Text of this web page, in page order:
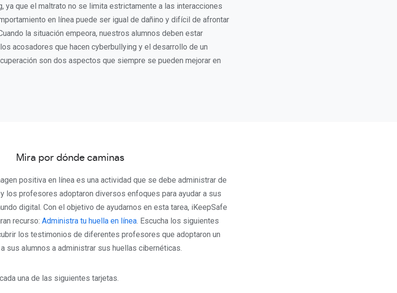
ya que el maltrato no se limita estrictamente a las interacciones
en línea puede ser igual de dañino y difícil de afrontar
la situación empeora, nuestros alumnos deben estar
acosadores que hacen cyberbullying y el desarrollo de un
son dos aspectos que siempre se pueden mejorar en
Mira por dónde caminas
positiva en línea es una actividad que se debe administrar de
los profesores adoptaron diversos enfoques para ayudar a sus
digital. Con el objetivo de ayudarnos en esta tarea, iKeepSafe
recurso: Administra tu huella en línea. Escucha los siguientes
los testimonios de diferentes profesores que adoptaron un
sus alumnos a administrar sus huellas cibernéticas.
una de las siguientes tarjetas.